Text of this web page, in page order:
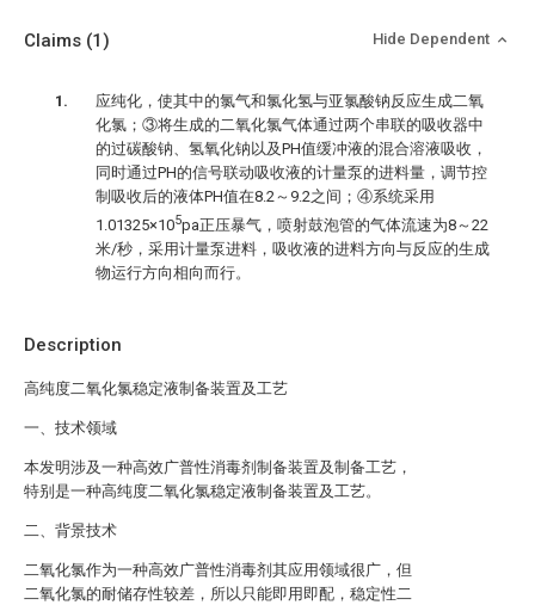
Description
高纯度二氧化氯稳定液制备装置及工艺
一、技术领域
本发明涉及一种高效广普性消毒剂制备装置及制备工艺，
特别是一种高纯度二氧化氯稳定液制备装置及工艺。
二、背景技术
二氧化氯作为一种高效广普性消毒剂其应用领域很广，但
二氧化氯的耐储存性较差，所以只能即用即配，稳定性二
Claims (1) Hide Dependent
应纯化，使其中的氯气和氯化氢与亚氯酸钠反应生成二氧
化氯；③将生成的二氧化氯气体通过两个串联的吸收器中
的过碳酸钠、氢氧化钠以及PH值缓冲液的混合溶液吸收，
同时通过PH的信号联动吸收液的计量泵的进料量，调节控
制吸收后的液体PH值在8.2～9.2之间；④系统采用
1.01325×105pa正压暴气，喷射鼓泡管的气体流速为8～22
米/秒，采用计量泵进料，吸收液的进料方向与反应的生成
物运行方向相向而行。